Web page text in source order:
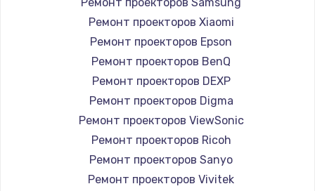
Ремонт проекторов Xiaomi
Ремонт проекторов Epson
Ремонт проекторов BenQ
Ремонт проекторов DEXP
Ремонт проекторов Digma
Ремонт проекторов ViewSonic
Ремонт проекторов Ricoh
Ремонт проекторов Sanyo
Ремонт проекторов Vivitek